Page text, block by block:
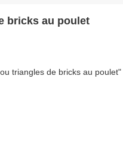
bricks au poulet